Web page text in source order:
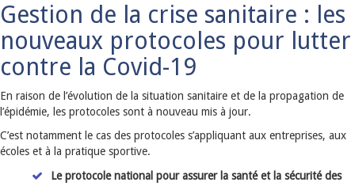
Gestion de la crise sanitaire : les
nouveaux protocoles pour lutter
contre la Covid-19
En raison de l’évolution de la situation sanitaire et de la propagation de
l’épidémie, les protocoles sont à nouveau mis à jour.
C’est notamment le cas des protocoles s’appliquant aux entreprises, aux
écoles et à la pratique sportive.
Le protocole national pour assurer la santé et la sécurité des